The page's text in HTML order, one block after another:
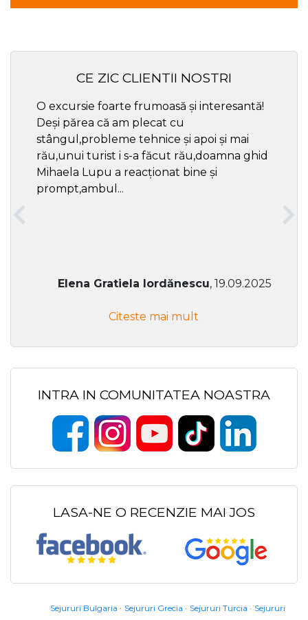
CE ZIC CLIENTII NOSTRI
O excursie foarte frumoasă și interesantă!
Deși părea că am plecat cu
stângul,probleme tehnice și apoi și mai
rău,unui turist i s-a făcut rău,doamna ghid
Mihaela Lupu a reacționat bine și
prompt,ambul...
Elena Gratiela Iordănescu, 19.09.2025
Citeste mai mult
INTRA IN COMUNITATEA NOASTRA
LASA-NE O RECENZIE MAI JOS
Sejururi Bulgaria Sejururi Grecia Sejururi Turcia
Sejururi